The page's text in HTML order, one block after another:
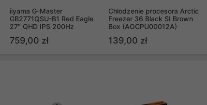
iiyama G-Master
GB2771QSU-B1 Red Eagle
27" QHD IPS 200Hz
759,00 zł
Chłodzenie procesora Arctic
Freezer 36 Black SI Brown
Box (AOCPU00012A)
139,00 zł